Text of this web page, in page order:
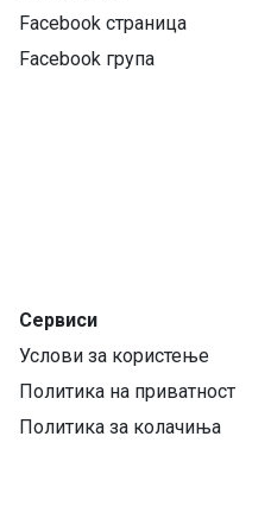
Facebook страница
Facebook група
Сервиси
Услови за користење
Политика на приватност
Политика за колачиња